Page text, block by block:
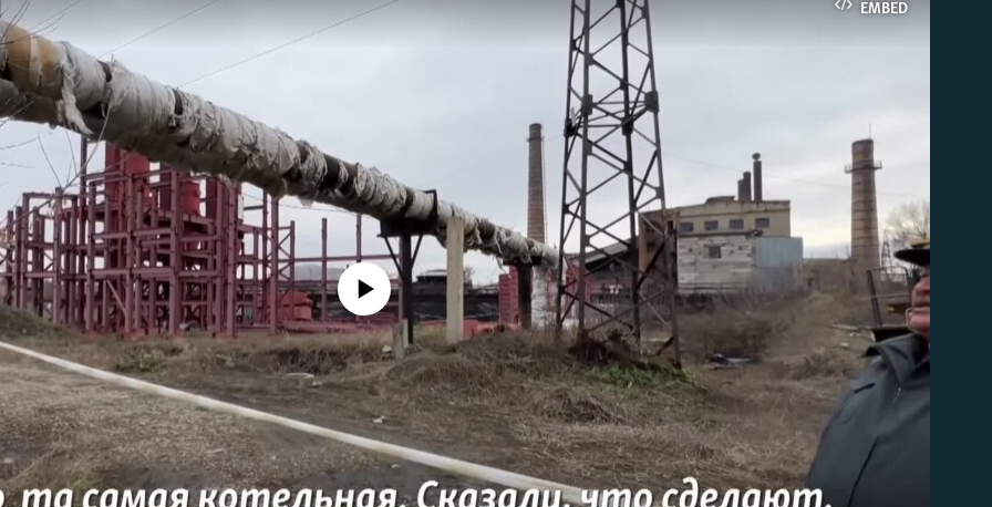
EMBED
No media source currently available